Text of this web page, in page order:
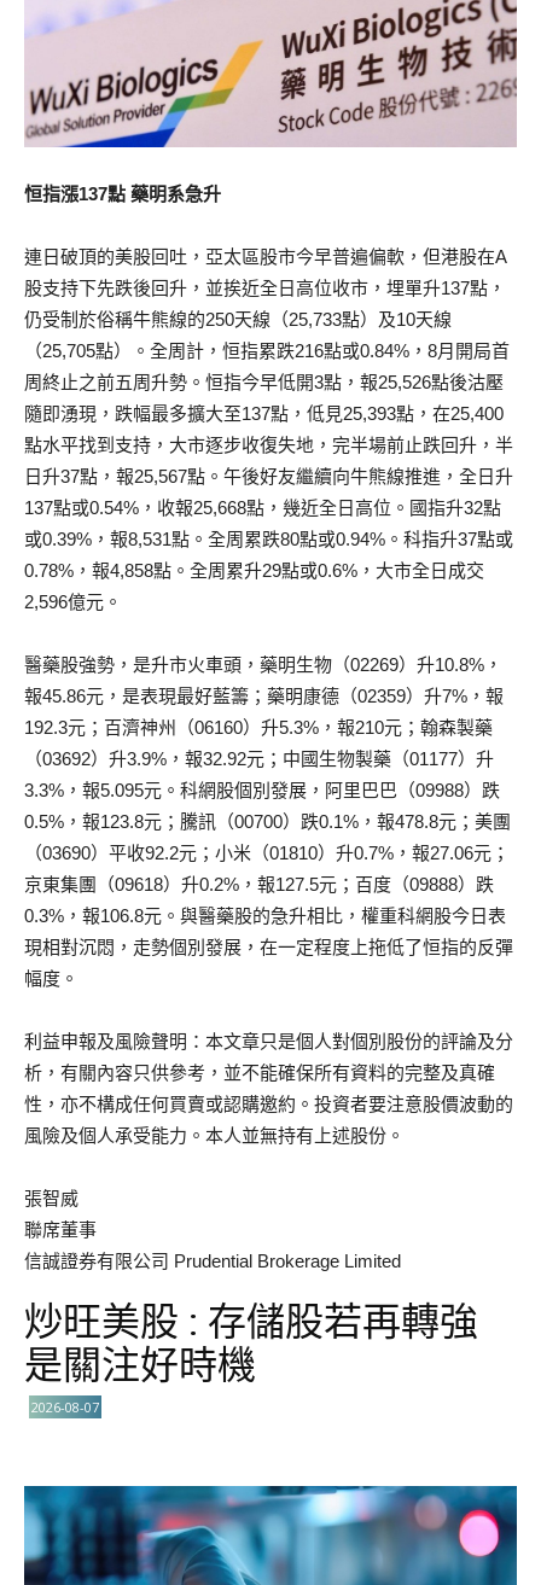
恒指漲137點 藥明系急升
連日破頂的美股回吐，亞太區股市今早普遍偏軟，但港股在A
股支持下先跌後回升，並挨近全日高位收市，埋單升137點，
仍受制於俗稱牛熊線的250天線（25,733點）及10天線
（25,705點）。全周計，恒指累跌216點或0.84%，8月開局首
周終止之前五周升勢。恒指今早低開3點，報25,526點後沽壓
隨即湧現，跌幅最多擴大至137點，低見25,393點，在25,400
點水平找到支持，大市逐步收復失地，完半場前止跌回升，半
日升37點，報25,567點。午後好友繼續向牛熊線推進，全日升
137點或0.54%，收報25,668點，幾近全日高位。國指升32點
或0.39%，報8,531點。全周累跌80點或0.94%。科指升37點或
0.78%，報4,858點。全周累升29點或0.6%，大市全日成交
2,596億元。
醫藥股強勢，是升市火車頭，藥明生物（02269）升10.8%，
報45.86元，是表現最好藍籌；藥明康德（02359）升7%，報
192.3元；百濟神州（06160）升5.3%，報210元；翰森製藥
（03692）升3.9%，報32.92元；中國生物製藥（01177）升
3.3%，報5.095元。科網股個別發展，阿里巴巴（09988）跌
0.5%，報123.8元；騰訊（00700）跌0.1%，報478.8元；美團
（03690）平收92.2元；小米（01810）升0.7%，報27.06元；
京東集團（09618）升0.2%，報127.5元；百度（09888）跌
0.3%，報106.8元。與醫藥股的急升相比，權重科網股今日表
現相對沉悶，走勢個別發展，在一定程度上拖低了恒指的反彈
幅度。
利益申報及風險聲明：本文章只是個人對個別股份的評論及分
析，有關內容只供參考，並不能確保所有資料的完整及真確
性，亦不構成任何買賣或認購邀約。投資者要注意股價波動的
風險及個人承受能力。本人並無持有上述股份。
張智威
聯席董事
信誠證券有限公司 Prudential Brokerage Limited
炒旺美股 : 存儲股若再轉強
是關注好時機
2026-08-07